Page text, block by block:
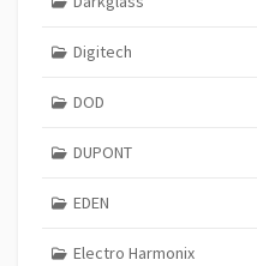
Digitech
DOD
DUPONT
EDEN
Electro Harmonix